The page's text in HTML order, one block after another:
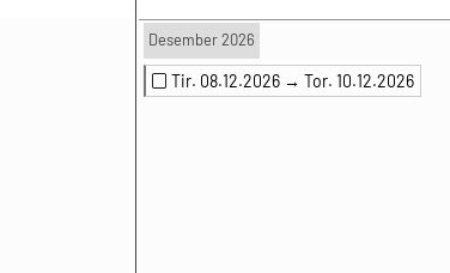
Desember 2026
Tir. 08.12.2026 → Tor. 10.12.2026